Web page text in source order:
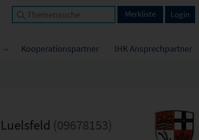
Kooperationspartner IHK Ansprechpartner
Login
Merkliste
Luelsfeld (09678153)